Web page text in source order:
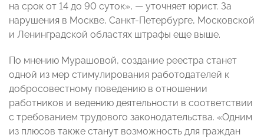
на срок от 14 до 90 суток», — уточняет юрист. За
нарушения в Москве, Санкт-Петербурге, Московской
и Ленинградской областях штрафы еще выше.
По мнению Мурашовой, создание реестра станет
одной из мер стимулирования работодателей к
добросовестному поведению в отношении
работников и ведению деятельности в соответствии
с требованием трудового законодательства. «Одним
из плюсов также станут возможность для граждан